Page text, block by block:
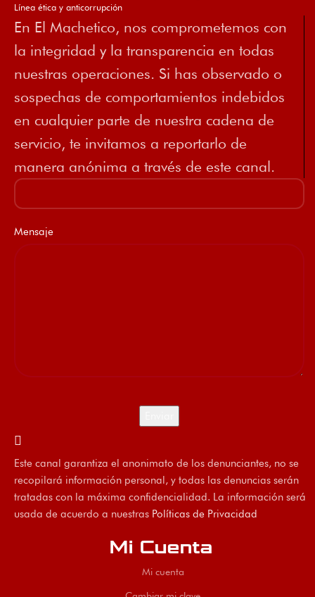
Línea ética y anticorrupción
En El Machetico, nos comprometemos con
la integridad y la transparencia en todas
nuestras operaciones. Si has observado o
sospechas de comportamientos indebidos
en cualquier parte de nuestra cadena de
servicio, te invitamos a reportarlo de
manera anónima a través de este canal.
Mensaje
Este canal garantiza el anonimato de los denunciantes, no se
recopilará información personal, y todas las denuncias serán
tratadas con la máxima confidencialidad. La información será
usada de acuerdo a nuestras Políticas de Privacidad
Mi Cuenta
Mi cuenta